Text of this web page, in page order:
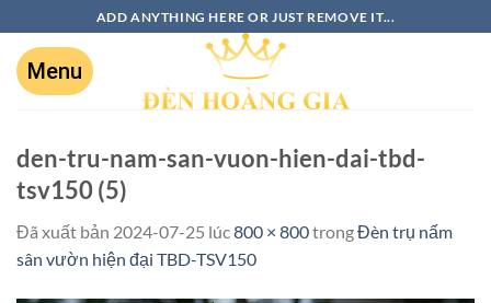
ADD ANYTHING HERE OR JUST REMOVE IT...
den-tru-nam-san-vuon-hien-dai-tbd-
tsv150 (5)
Đã xuất bản 2024-07-25 lúc800 × 800trongĐèn trụ nấm
sân vườn hiện đại TBD-TSV150